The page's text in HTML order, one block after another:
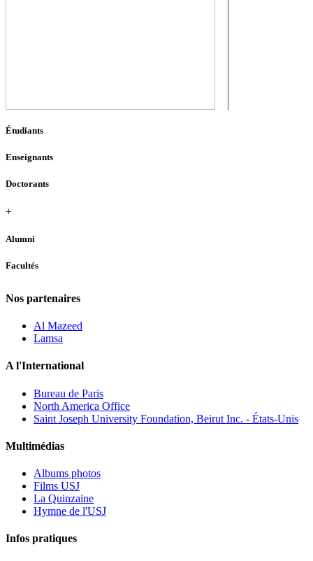
Étudiants
Enseignants
Doctorants
+
Alumni
Facultés
Nos partenaires
Al Mazeed
Lamsa
A l'International
Bureau de Paris
North America Office
Saint Joseph University Foundation, Beirut Inc. - États-Unis
Multimédias
Albums photos
Films USJ
La Quinzaine
Hymne de l'USJ
Infos pratiques